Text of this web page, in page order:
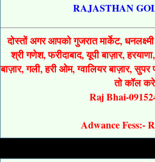
RAJASTHAN
दोस्तों अगर आपको गुजरात मार्केट,
श्री गणेश, फरीदाबाद, यूपी बाज़ार,
बाज़ार, गली, हरी ओम, ग्वालियर बाज़ार,
तो कॉल
Raj Bhai-
Adwance Fess:-